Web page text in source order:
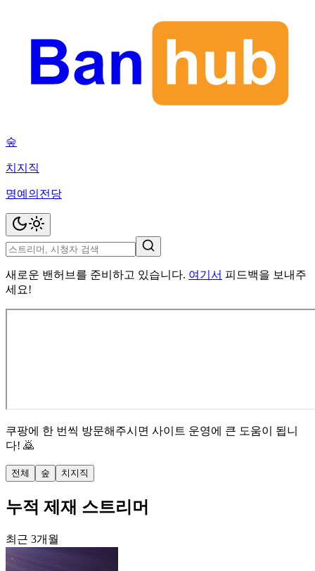
숲
치지직
명예의전당
새로운 밴허브를 준비하고 있습니다. 여기서 피드백을 보내주
세요!
쿠팡에 한 번씩 방문해주시면 사이트 운영에 큰 도움이 됩니
다! 🙇
전체 숲 치지직
누적 제재 스트리머
최근 3개월